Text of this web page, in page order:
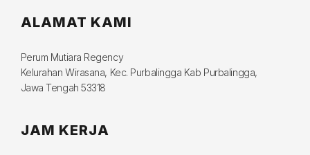
ALAMAT KAMI
Perum Mutiara Regency
Kelurahan Wirasana, Kec. Purbalingga Kab Purbalingga,
Jawa Tengah 53318
JAM KERJA